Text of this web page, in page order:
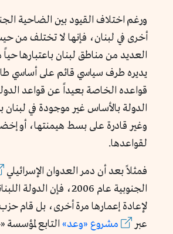
ورغم اختلاف القيود بين الضاحية
أخرى في لبنان، فإنها لا تختلف من
العديد من مناطق لبنان باعتبارها
يديره طرف سياسي قائم على أساسي
قواعده الخاصة بعيداً عن قواعد
الدولة بالأساس غير موجودة في لبنان
وغير قادرة على بسط هيمنتها، أو
لقواعدها.
فمثلاً بعد أن دمر العدوان الإسرائيلي
الجنوبية عام 2006، فإن
لإعادة إعمارها مرة أخرى، بل قام حزب
عبر
مشروع «وعد» التابع لمؤسسة